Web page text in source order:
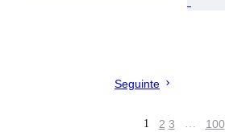
Seguinte
1 2 3 … 100